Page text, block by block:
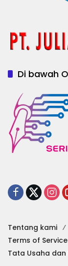
Di bawah
Tentang kami
Terms of Service
Tata Usaha